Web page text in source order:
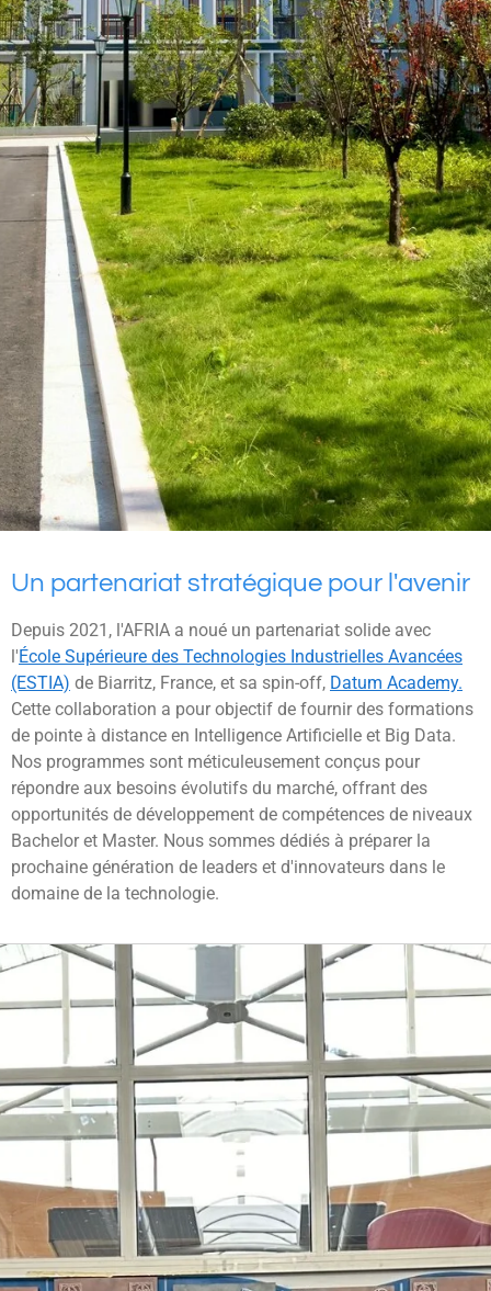
Un partenariat stratégique pour l'avenir
Depuis 2021, l'AFRIA a noué un partenariat solide avec
l'École Supérieure des Technologies Industrielles Avancées
(ESTIA) de Biarritz, France, et sa spin-off, Datum Academy.
Cette collaboration a pour objectif de fournir des formations
de pointe à distance en Intelligence Artificielle et Big Data.
Nos programmes sont méticuleusement conçus pour
répondre aux besoins évolutifs du marché, offrant des
opportunités de développement de compétences de niveaux
Bachelor et Master. Nous sommes dédiés à préparer la
prochaine génération de leaders et d'innovateurs dans le
domaine de la technologie.